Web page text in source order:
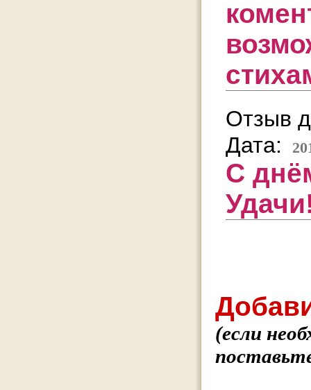
Отзыв
Дата:
С
(если